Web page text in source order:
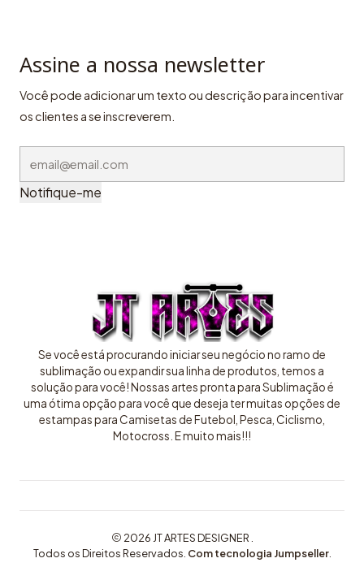
Assine a nossa newsletter
Você pode adicionar um texto ou descrição para incentivar
os clientes a se inscreverem.
Notifique-me
Se você está procurando iniciar seu negócio no ramo de
sublimação ou expandir sua linha de produtos, temos a
solução para você! Nossas artes pronta para Sublimação é
uma ótima opção para você que deseja ter muitas opções de
estampas para Camisetas de Futebol, Pesca, Ciclismo,
Motocross. E muito mais!!!
2026 JT ARTES DESIGNER .
Todos os Direitos Reservados. Com tecnologia Jumpseller.